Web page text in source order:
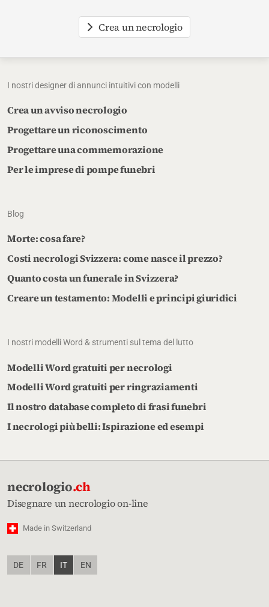
Crea un necrologio
I nostri designer di annunci intuitivi con modelli
Crea un avviso necrologio
Progettare un riconoscimento
Progettare una commemorazione
Per le imprese di pompe funebri
Blog
Morte: cosa fare?
Costi necrologi Svizzera: come nasce il prezzo?
Quanto costa un funerale in Svizzera?
Creare un testamento: Modelli e principi giuridici
I nostri modelli Word & strumenti sul tema del lutto
Modelli Word gratuiti per necrologi
Modelli Word gratuiti per ringraziamenti
Il nostro database completo di frasi funebri
I necrologi più belli: Ispirazione ed esempi
necrologio.ch
Disegnare un necrologio on-line
Made in Switzerland
DE FR IT EN